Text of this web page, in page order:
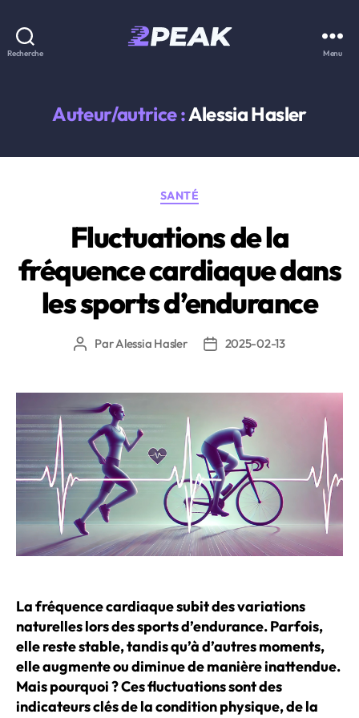
Recherche Menu
Auteur/autrice :Alessia Hasler
Catégories
SANTÉ
Fluctuations de la
fréquence cardiaque dans
les sports d’endurance
Auteur
ParAlessia Hasler
Date2025-02-13
La fréquence cardiaque subit des variations
naturelles lors des sports d’endurance. Parfois,
elle reste stable, tandis qu’à d’autres moments,
elle augmente ou diminue de manière inattendue.
Mais pourquoi ? Ces fluctuations sont des
indicateurs clés de la condition physique, de la